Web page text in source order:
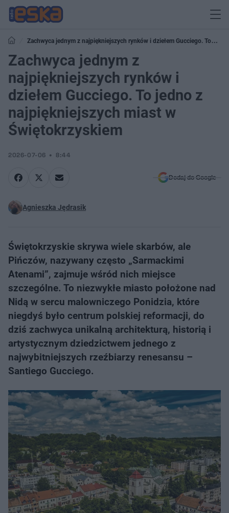
Zachwyca jednym z najpiękniejszych rynków i dziełem Gucciego. To
jedno z najpiękniejszych miast w Świętokrzyskiem
Zachwyca jednym z
najpiękniejszych rynków i
dziełem Gucciego. To jedno z
najpiękniejszych miast w
Świętokrzyskiem
2026-07-06 8:44
Dodaj do Google
Agnieszka Jędrasik
Świętokrzyskie skrywa wiele skarbów, ale
Pińczów, nazywany często „Sarmackimi
Atenami”, zajmuje wśród nich miejsce
szczególne. To niezwykłe miasto położone nad
Nidą w sercu malowniczego Ponidzia, które
niegdyś było centrum polskiej reformacji, do
dziś zachwyca unikalną architekturą, historią i
artystycznym dziedzictwem jednego z
najwybitniejszych rzeźbiarzy renesansu –
Santiego Gucciego.